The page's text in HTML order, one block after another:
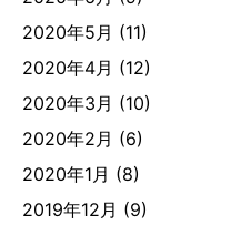
2020年5月 (11)
2020年4月 (12)
2020年3月 (10)
2020年2月 (6)
2020年1月 (8)
2019年12月 (9)